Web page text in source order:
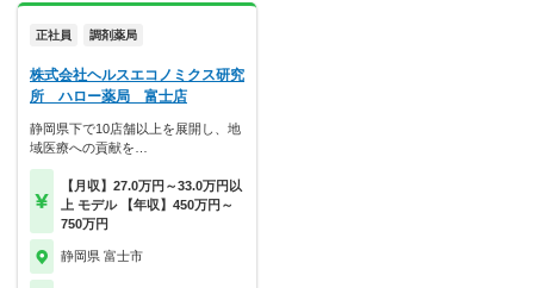
正社員 調剤薬局
株式会社ヘルスエコノミクス研究
所 ハロー薬局 富士店
静岡県下で10店舗以上を展開し、地
域医療への貢献を…
【月収】27.0万円～33.0万円以
上 モデル 【年収】450万円～
750万円
静岡県 富士市